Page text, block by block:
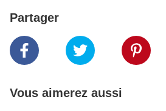
Partager
Vous aimerez aussi